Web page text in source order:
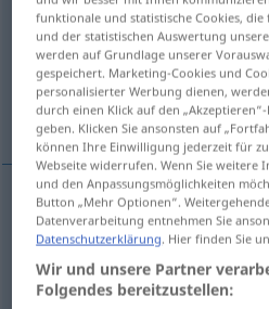
Übersicht aller
(Für mehr Details die Übersetzung
lanza
lanzaf Lanze
funktionale und statistische Cookies,
und der statistischen Auswertung
werden auf Grundlage unserer
gespeichert. Marketing-Cookies und
personalisierter Werbung dienen,
durch einen Klick auf den
geben. Klicken Sie ansonsten auf
können Ihre Einwilligung jederzeit für
Webseite widerrufen. Wenn Sie weitere
und den Anpassungsmöglichkeiten
Button „Mehr Optionen“.
Datenverarbeitung entnehmen Sie
Datenschutzerklärung. Hier finden Sie
Wir und unsere Partner
Folgendes bereitzustellen: